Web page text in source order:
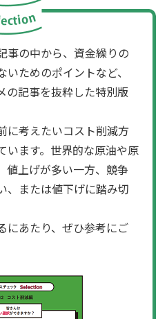
事の中から、資金繰りの
ためのポイントなど、
の記事を抜粋した特別版
に考えたいコスト削減方
います。世界的な原油や原
値上げが多い一方、競争
、または値下げに踏み切
にあたり、ぜひ参考にご